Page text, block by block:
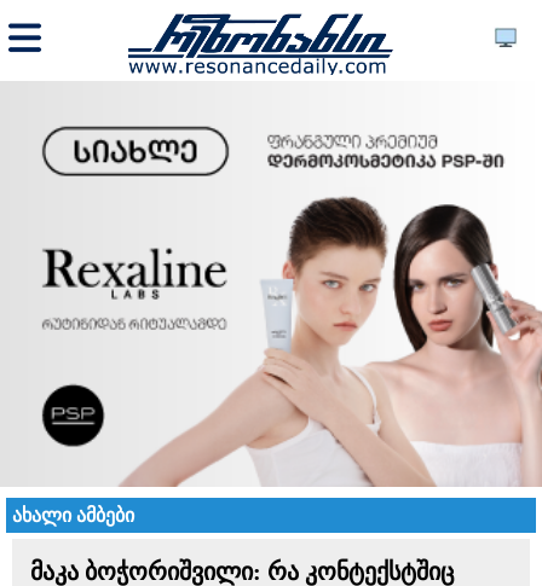
ახალი ამბები
მაკა ბოჭორიშვილი: რა კონტექსტშიც